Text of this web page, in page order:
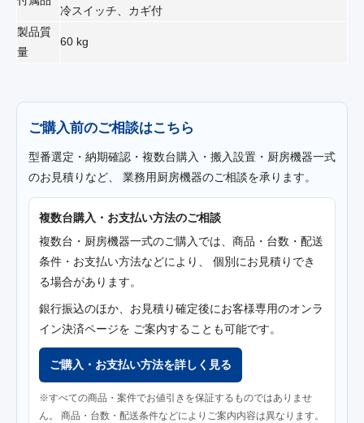
冷スイッチ、カギ付
製品質
量
60 kg
ご購入前のご相談はこちら
型番選定・納期確認・複数台購入・搬入設置・厨房機器一式
のお見積りなど、 業務用厨房機器のご相談を承ります。
複数台購入・お支払い方法のご相談
複数台・厨房機器一式のご購入では、商品・台数・配送
条件・お支払い方法などにより、 個別にお見積りでき
る場合があります。
銀行振込のほか、お見積り確定後にお客様専用のオンラ
イン決済ページを ご案内することも可能です。
ご購入・お支払い方法を詳しく見る
※すべての商品・案件でお値引きを保証するものではありませ
ん。 商品・台数・配送条件などによりご案内内容は異なります。